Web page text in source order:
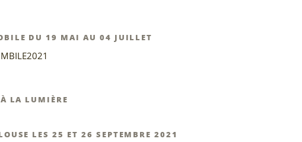
DU 19 MAI AU 04 JUILLET
LA LUMIÈRE
LES 25 ET 26 SEPTEMBRE 2021